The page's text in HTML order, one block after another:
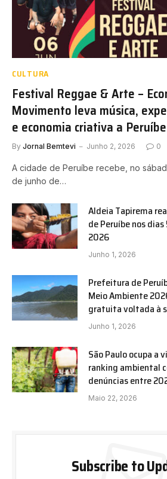
CULTURA
Festival Reggae & Arte –
Movimento leva música,
e economia criativa a Peruíbe
By Jornal Bemtevi Junho 2, 2026 0
A cidade de Peruíbe recebe, no
de junho de…
Aldeia Tapirema
de Peruíbe nos
2026
Junho 1, 2026
Prefeitura de
Meio Ambiente
gratuita voltada à
Junho 1, 2026
São Paulo ocupa a
ranking ambiental
denúncias entre
Maio 22, 2026
Subscribe to